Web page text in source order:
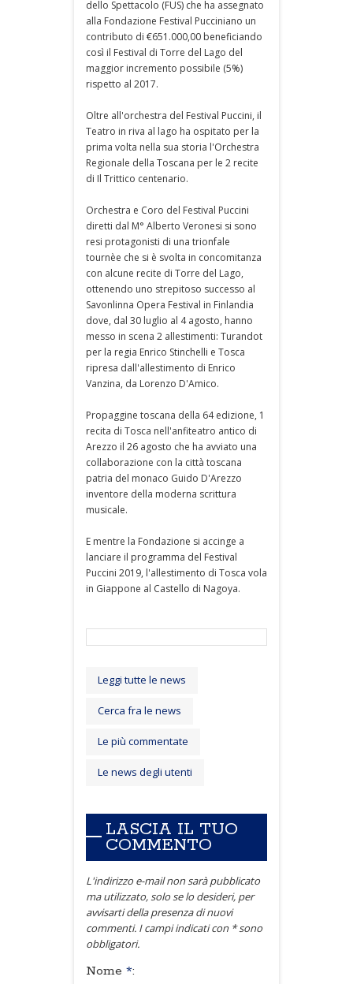
dello Spettacolo (FUS) che ha assegnato
alla Fondazione Festival Pucciniano un
contributo di €651.000,00 beneficiando
così il Festival di Torre del Lago del
maggior incremento possibile (5%)
rispetto al 2017.
Oltre all'orchestra del Festival Puccini, il
Teatro in riva al lago ha ospitato per la
prima volta nella sua storia l'Orchestra
Regionale della Toscana per le 2 recite
di Il Trittico centenario.
Orchestra e Coro del Festival Puccini
diretti dal M° Alberto Veronesi si sono
resi protagonisti di una trionfale
tournèe che si è svolta in concomitanza
con alcune recite di Torre del Lago,
ottenendo uno strepitoso successo al
Savonlinna Opera Festival in Finlandia
dove, dal 30 luglio al 4 agosto, hanno
messo in scena 2 allestimenti: Turandot
per la regia Enrico Stinchelli e Tosca
ripresa dall'allestimento di Enrico
Vanzina, da Lorenzo D'Amico.
Propaggine toscana della 64 edizione, 1
recita di Tosca nell'anfiteatro antico di
Arezzo il 26 agosto che ha avviato una
collaborazione con la città toscana
patria del monaco Guido D'Arezzo
inventore della moderna scrittura
musicale.
E mentre la Fondazione si accinge a
lanciare il programma del Festival
Puccini 2019, l'allestimento di Tosca vola
in Giappone al Castello di Nagoya.
Leggi tutte le news
Cerca fra le news
Le più commentate
Le news degli utenti
LASCIA IL TUO
COMMENTO
L'indirizzo e-mail non sarà pubblicato
ma utilizzato, solo se lo desideri, per
avvisarti della presenza di nuovi
commenti. I campi indicati con * sono
obbligatori.
Nome *: